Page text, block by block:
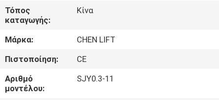
ΜΕ
ΕΜΆΣ
ΕΠΙΣΚΈΨΕΙΣ
ΣΤΟ
ΕΡΓΟΣΤΆΣΙΟ
Τόπος
καταγωγής:
Κίνα
Μάρκα:
CHEN LIFT
Πιστοποίηση:
CE
Αριθμό
μοντέλου:
SJY0.3-11